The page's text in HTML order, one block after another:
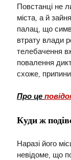
Повстанці не
міста, а й
палац, що
втрату влади
телебачення
повалення
схоже,
Про це
Куди ж
Наразі його
невідоме, що